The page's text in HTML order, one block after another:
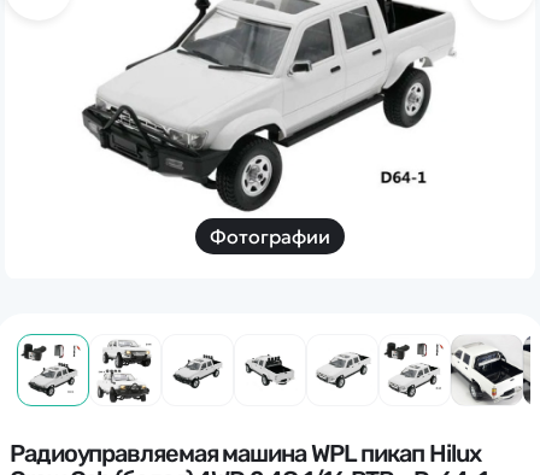
Фотографии
Радиоуправляемая машина WPL пикап Hilux
Дополнительный способ связи
WhatsApp/Мобильный
Есть вопрос? Можем связаться с вами
Заказать звонок
Наши соцсети:
Каталог
Квадрокоптеры
Информация